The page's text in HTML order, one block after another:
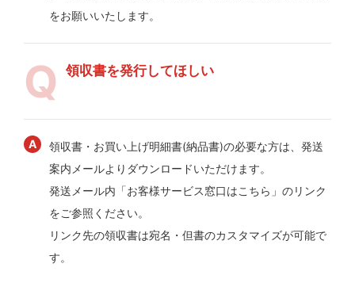
をお願いいたします。
領収書を発行してほしい
領収書・お買い上げ明細書(納品書)の必要な方は、発送
案内メールよりダウンロードいただけます。
発送メール内「お客様サービス窓口はこちら」のリンク
をご参照ください。
リンク先の領収書は宛名・但書のカスタマイズが可能で
す。